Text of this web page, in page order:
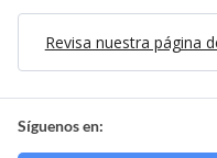
Revisa nuestra página
Síguenos en: